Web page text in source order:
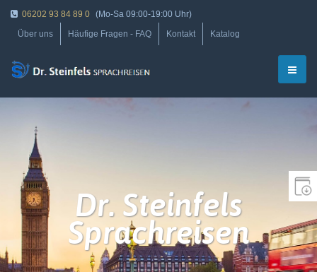
06202 93 84 89 0 (Mo-Sa 09:00-19:00 Uhr)
Über uns
Häufige Fragen - FAQ Kontakt Katalog
Dr. Steinfels
Sprachreisen